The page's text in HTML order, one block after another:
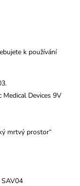
k používání
Devices 9V
mrtvý prostor“